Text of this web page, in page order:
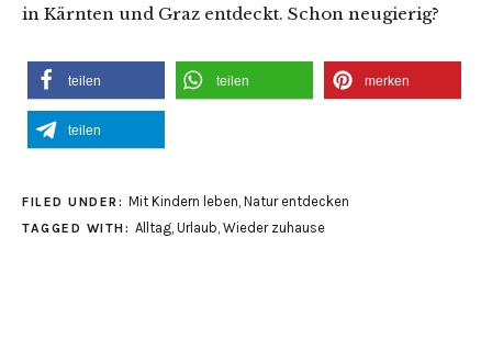
in Kärnten und Graz entdeckt. Schon neugierig?
teilen teilen merken
teilen
FILED UNDER: Mit Kindern leben, Natur entdecken
TAGGED WITH: Alltag, Urlaub, Wieder zuhause